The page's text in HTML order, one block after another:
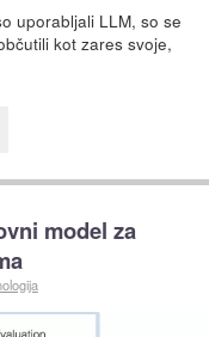
uporabljali LLM, so se
kot zares svoje,
model za